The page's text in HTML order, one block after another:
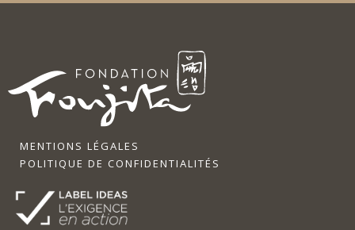
MENTIONS LÉGALES
POLITIQUE DE CONFIDENTIALITÉS